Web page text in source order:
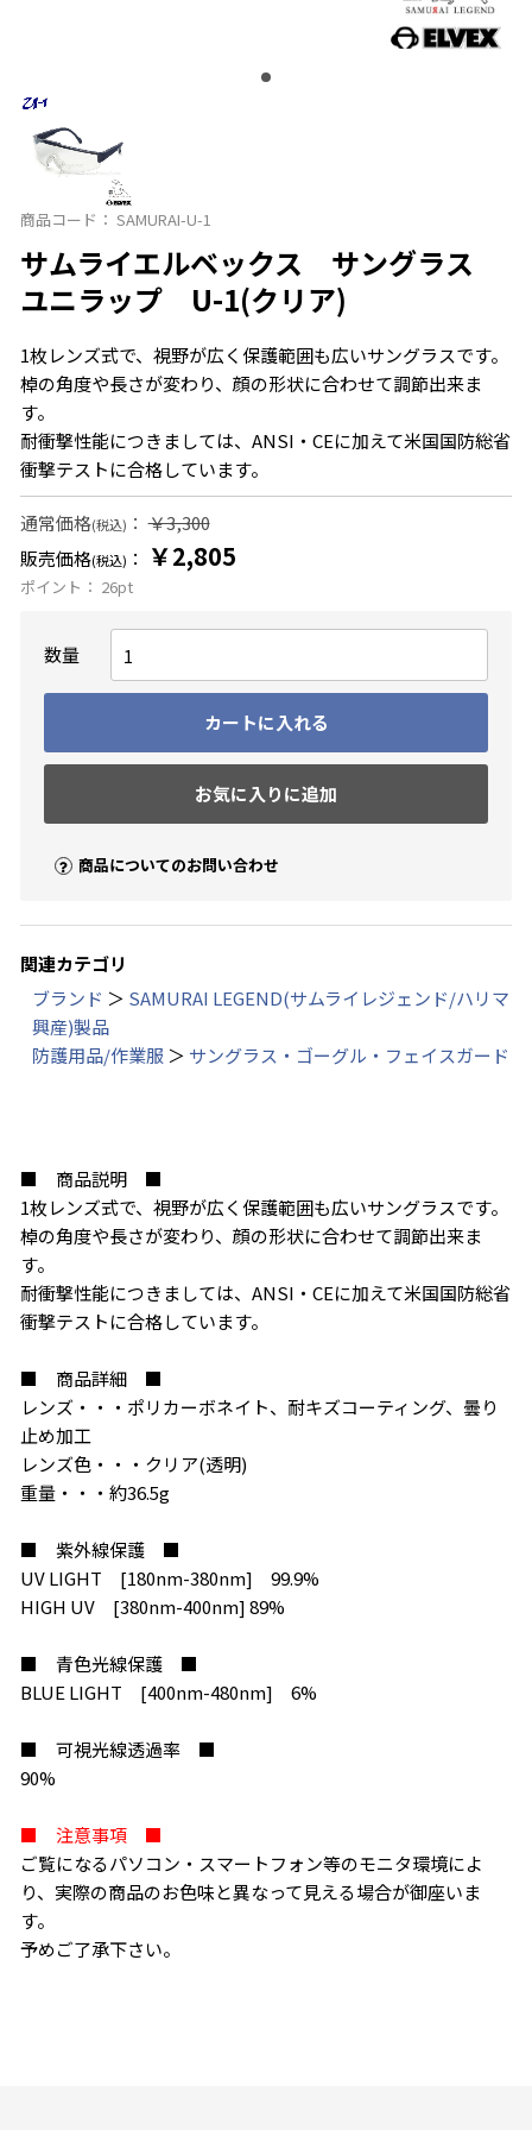
商品コード： SAMURAI-U-1
サムライエルベックス サングラス
ユニラップ U-1(クリア)
1枚レンズ式で、視野が広く保護範囲も広いサングラスです。
棹の角度や長さが変わり、顔の形状に合わせて調節出来ま
す。
耐衝撃性能につきましては、ANSI・CEに加えて米国国防総省
衝撃テストに合格しています。
通常価格(税込) ：￥3,300
販売価格(税込) ： ￥2,805
ポイント： 26pt
数量
カートに入れる
お気に入りに追加
商品についてのお問い合わせ
お買い物を続ける カートへ進む
関連カテゴリ
ブランド ＞ SAMURAI LEGEND(サムライレジェンド/ハリマ
興産)製品
防護用品/作業服 ＞ サングラス・ゴーグル・フェイスガード
■ 商品説明 ■
1枚レンズ式で、視野が広く保護範囲も広いサングラスです。
棹の角度や長さが変わり、顔の形状に合わせて調節出来ま
す。
耐衝撃性能につきましては、ANSI・CEに加えて米国国防総省
衝撃テストに合格しています。
■ 商品詳細 ■
レンズ・・・ポリカーボネイト、耐キズコーティング、曇り
止め加工
レンズ色・・・クリア(透明)
重量・・・約36.5g
■ 紫外線保護 ■
UV LIGHT [180nm-380nm] 99.9%
HIGH UV [380nm-400nm] 89%
■ 青色光線保護 ■
BLUE LIGHT [400nm-480nm] 6%
■ 可視光線透過率 ■
90%
■ 注意事項 ■
ご覧になるパソコン・スマートフォン等のモニタ環境によ
り、実際の商品のお色味と異なって見える場合が御座いま
す。
予めご了承下さい。